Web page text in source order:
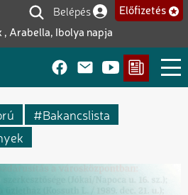
, Arabella, Ibolya napja
Felhasználói fiók
Belépés Előfizetés
Bakancslista